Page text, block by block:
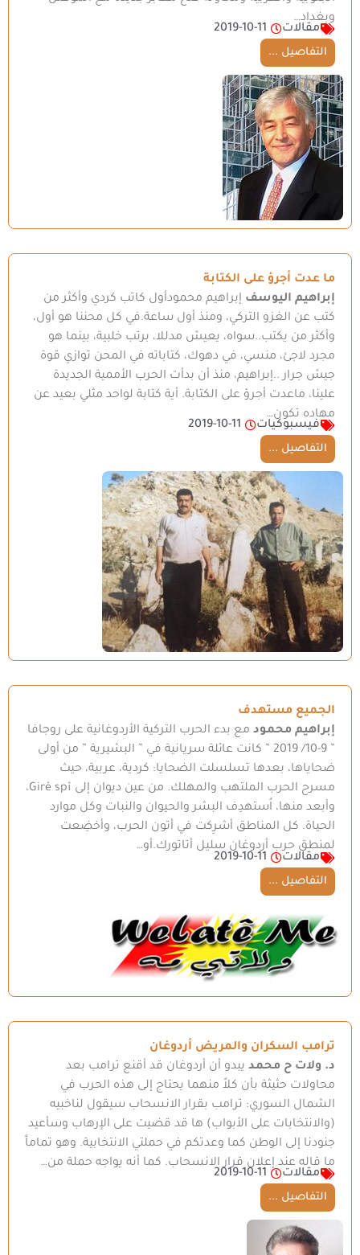
وبغداد…
مقالات
2019-10-11
التفاصيل ...
ما عدت أجرؤ على الكتابة
إبراهيم اليوسف إبراهيم محمودأول كاتب كردي وأكثر من
كتب عن الغزو التركي، ومنذ أول ساعة.في كل محننا هو أول،
وأكثر من يكتب..سواه، يعيش مدللا، برتب خلبية، بينما هو
مجرد لاجئ، منسي، في دهوك، كتاباته في المحن توازي قوة
جيش جرار ..إبراهيم، منذ أن بدأت الحرب الأممية الجديدة
علينا، ماعدت أجرؤ على الكتابة. أية كتابة لواحد مثلي بعيد عن
مهاده تكون…
فيسبوكيات
2019-10-11
التفاصيل ...
الجميع مستهدف
إبراهيم محمود مع بدء الحرب التركية الأردوغانية على روجافا
” 9-10/ 2019 ” كانت عائلة سريانية في ” البشيرية ” من أولى
ضحاياها، بعدها تسلسلت الضحايا: كردية، عربية، حيث
مسرح الحرب الملتهب والمهلك. من عين ديوان إلى Girê spî،
وأبعد منها، اُستهدِف البشر والحيوان والنبات وكل موارد
الحياة. كل المناطق أشرِكت في أتون الحرب، وأخضِعت
لمنطق حرب أردوغان سليل أتاتورك.أو…
مقالات
2019-10-11
التفاصيل ...
ترامب السكران والمريض أردوغان
د. ولات ح محمد يبدو أن أردوغان قد أقنع ترامب بعد
محاولات حثيثة بأن كلاً منهما يحتاج إلى هذه الحرب في
الشمال السوري: ترامب بقرار الانسحاب سيقول لناخبيه
(والانتخابات على الأبواب) ها قد قضيت على الإرهاب وسأعيد
جنودنا إلى الوطن كما وعدتكم في حملتي الانتخابية. وهو تماماً
ما قاله عند إعلان قرار الانسحاب. كما أنه يواجه حملة من…
مقالات
2019-10-11
التفاصيل ...